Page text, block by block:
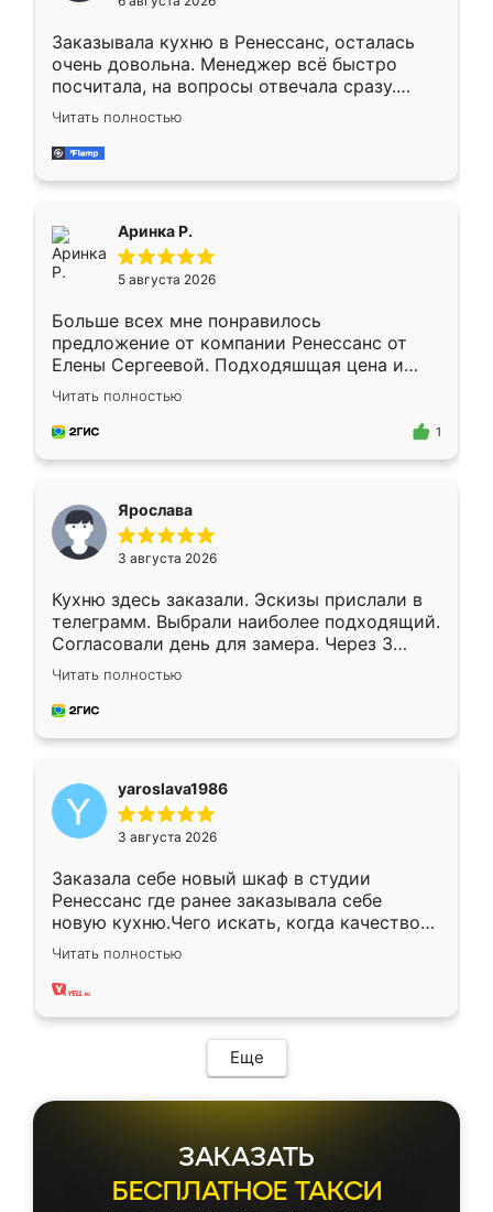
мебели буду заказывать только здесь.
Заказывала кухню в Ренессанс, осталась
очень довольна. Менеджер всё быстро
посчитала, на вопросы отвечала сразу.
Замерщик приехал в субботу, подошёл к
делу со всей ответственностью. Собрали
за день, ребята работали аккуратно, даже
Читать полностью
Аринка Р.
5 августа 2026
Больше всех мне понравилось
предложение от компании Ренессанс от
Елены Сергеевой. Подходяшщая цена и
короткие сроки изготовления. Приехавший
для замера сотрудник Владислав
предложил по моему эскизу самый
Читать полностью
1
Ярослава
3 августа 2026
Кухню здесь заказали. Эскизы прислали в
телеграмм. Выбрали наиболее подходящий.
Согласовали день для замера. Через 3
недели кухня была уже готова. Остались
довольны работой. Спасибо Ренессанс
мебель за качественную работу!
Читать полностью
yaroslava1986
3 августа 2026
Заказала себе новый шкаф в студии
Ренессанс где ранее заказывала себе
новую кухню.Чего искать, когда качеством
вполне довольна. Служит кухня уже почти
два года, нареканий нет.
Читать полностью
Еще
ЗАКАЗАТЬ
БЕСПЛАТНОЕ ТАКСИ